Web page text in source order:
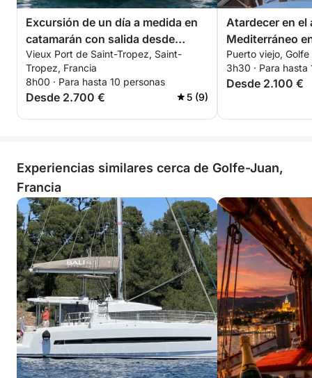
Excursión de un día a medida en
catamarán con salida desde
Saint-Tropez.
Vieux Port de Saint-Tropez, Saint-
Tropez, Francia
8h00 · Para hasta 10 personas
Desde 2.700 € 5 (9)
Atardecer en el
Mediterráneo
Puerto viejo,
3h30 · Para hasta
Desde 2.100 €
Experiencias similares cerca de Golfe-Juan,
Francia